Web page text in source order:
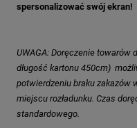
spersonalizować swój ekran!
UWAGA: Doręczenie towarów
długość kartonu 450cm)
potwierdzeniu braku zakazów
miejscu rozładunku. Czas
standardowego.